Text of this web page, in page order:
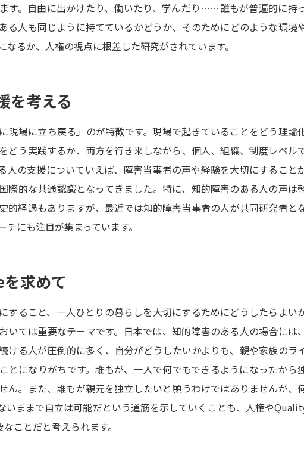
進路の３択
新学年
新学年スタート号特
SELFBRAND特集ペー
来場型・Web型イベ
大学で学びたい
学問のミニ講義「夢
す。自由に出かけたり、働いたり、学んだり……誰もが普遍的に持
る人も同じように持てているかどうか、そのためにどのような環境
なるか、人権の視点に根差した研究がされています。
を考える
現場に立ち戻る」のが特徴です。現場で起きていることをどう理論
どう実践するか、両方を行き来しながら、個人、組織、制度レベル
人の支援についていえば、障害当事者の声や経験を大切にすること
際的な共通認識となってきました。特に、知的障害のある人の声は
的経過もありますが、最近では知的障害当事者の人が共同研究者と
にも注目が集まっています。
求めて
すること、一人ひとりの暮らしを大切にするためにどうしたらよい
いては重要なテーマです。日本では、知的障害のある人の場合には、
ける人が圧倒的に多く、自分がどうしたいかよりも、親や家族のラ
とになりがちです。誰もが、一人で何でもできるようになったから
ん。また、誰もが親元を独立したいと願うわけではありませんが、
いままで自立は可能だという道筋を示していくことも、人権や
ことだと考えられます。